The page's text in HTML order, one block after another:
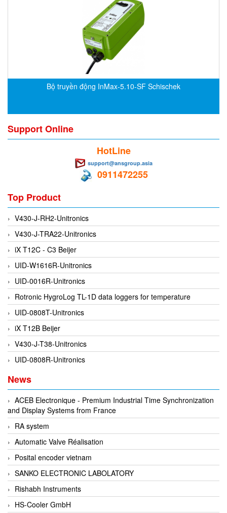
GD GODAI ENGINEERING
GEDORE
Gems Sensor
Gemu
GESIPA
Gessmann
Gestra
GF
Ghisalba
Gill Instruments
Giovenzana Vietnam
Glamox
Glavi
Global Encoder Vietnam
Glual
GPA Pump
GRAVITY
Green instruments
GREYSTONE
GREYSTONE
Grizzly Viet Nam
Grundfos
GSEETECH
GURLEY
Bộ truyền động InMax-5.10-SF Schischek
Support Online
HotLine
support@ansgroup.asia
0911472255
Top Product
V430-J-RH2-Unitronics
V430-J-TRA22-Unitronics
iX T12C - C3 Beijer
UID-W1616R-Unitronics
UID-0016R-Unitronics
Rotronic HygroLog TL-1D data loggers for temperature
UID-0808T-Unitronics
iX T12B Beijer
V430-J-T38-Unitronics
UID-0808R-Unitronics
News
ACEB Electronique - Premium Industrial Time Synchronization
and Display Systems from France
RA system
Automatic Valve Réalisation
Posital encoder vietnam
SANKO ELECTRONIC LABOLATORY
Rishabh Instruments
HS-Cooler GmbH